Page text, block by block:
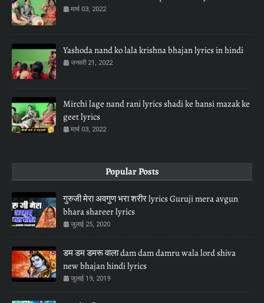
मार्च 03, 2022
Yashoda nand ko lala krishna bhajan lyrics in hindi
जनवरी 21, 2022
Mirchi lage nand rani lyrics shadi ke hansi mazak ke
geet lyrics
मार्च 03, 2022
Popular Posts
गुरुजी मेरा अवगुण भरा शरीर lyrics Guruji mera avgun
bhara shareer lyrics
जुलाई 25, 2020
डम डम डमरू वाला dam dam damru wala lord shiva
new bhajan hindi lyrics
जुलाई 19, 2019